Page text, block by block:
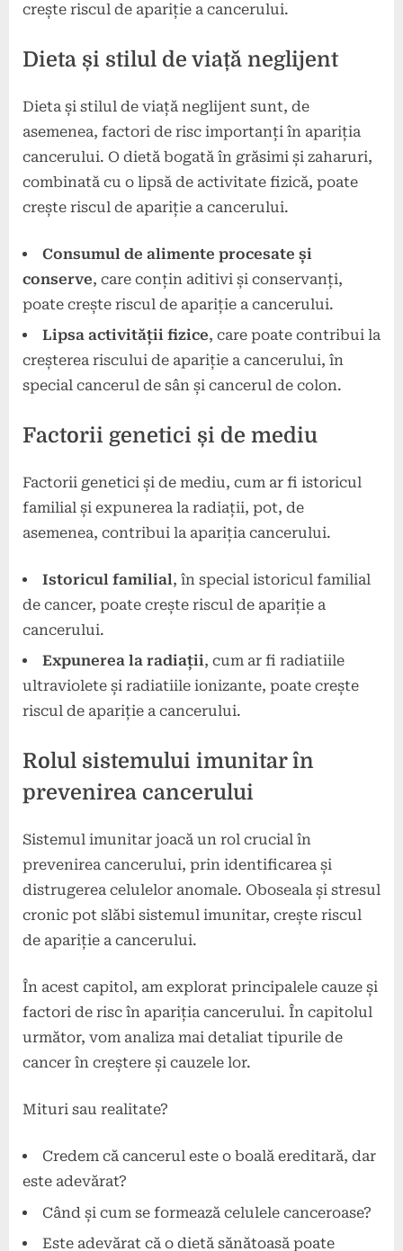
crește riscul de apariție a cancerului.
Dieta și stilul de viață neglijent
Dieta și stilul de viață neglijent sunt, de
asemenea, factori de risc importanți în apariția
cancerului. O dietă bogată în grăsimi și zaharuri,
combinată cu o lipsă de activitate fizică, poate
crește riscul de apariție a cancerului.
Consumul de alimente procesate și
conserve, care conțin aditivi și conservanți,
poate crește riscul de apariție a cancerului.
Lipsa activității fizice, care poate contribui la
creșterea riscului de apariție a cancerului, în
special cancerul de sân și cancerul de colon.
Factorii genetici și de mediu
Factorii genetici și de mediu, cum ar fi istoricul
familial și expunerea la radiații, pot, de
asemenea, contribui la apariția cancerului.
Istoricul familial, în special istoricul familial
de cancer, poate crește riscul de apariție a
cancerului.
Expunerea la radiații, cum ar fi radiatiile
ultraviolete și radiatiile ionizante, poate crește
riscul de apariție a cancerului.
Rolul sistemului imunitar în
prevenirea cancerului
Sistemul imunitar joacă un rol crucial în
prevenirea cancerului, prin identificarea și
distrugerea celulelor anomale. Oboseala și stresul
cronic pot slăbi sistemul imunitar, crește riscul
de apariție a cancerului.
În acest capitol, am explorat principalele cauze și
factori de risc în apariția cancerului. În capitolul
următor, vom analiza mai detaliat tipurile de
cancer în creștere și cauzele lor.
Mituri sau realitate?
Credem că cancerul este o boală ereditară, dar
este adevărat?
Când și cum se formează celulele canceroase?
Este adevărat că o dietă sănătoasă poate